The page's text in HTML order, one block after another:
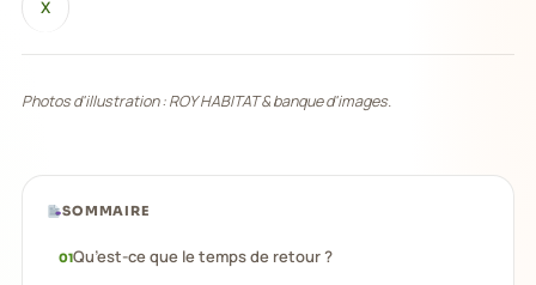
X
Photos d'illustration : ROY HABITAT & banque d'images.
SOMMAIRE
Qu’est-ce que le temps de retour ?